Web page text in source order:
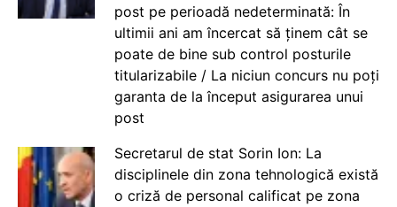
post pe perioadă nedeterminată: În
ultimii ani am încercat să ținem cât se
poate de bine sub control posturile
titularizabile / La niciun concurs nu poți
garanta de la început asigurarea unui
post
Secretarul de stat Sorin Ion: La
disciplinele din zona tehnologică există
o criză de personal calificat pe zona